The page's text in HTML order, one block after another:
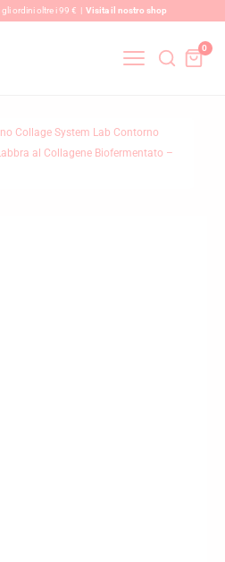
ordini oltre i 99 € | Visita il nostro shop
0
Collage System Lab Contorno
al Collagene Biofermentato –